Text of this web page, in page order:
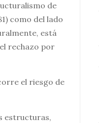
de
como del lado
está
rechazo por
el riesgo de
estructuras,